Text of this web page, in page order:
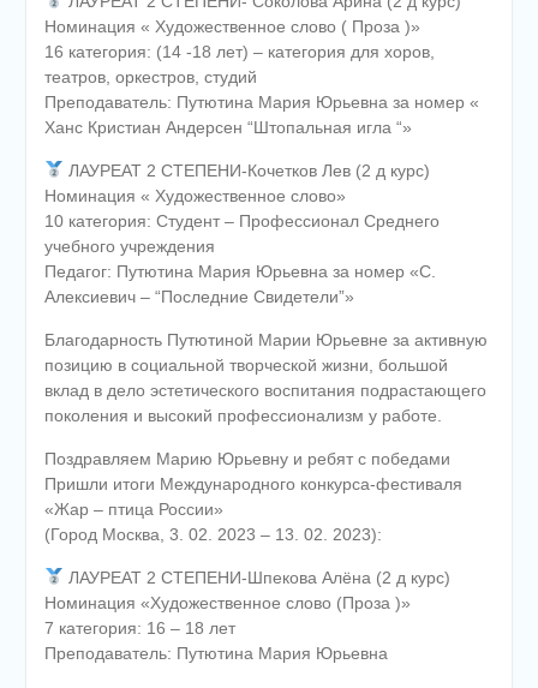
Номинация « Художественное слово ( Проза )»
16 категория: (14 -18 лет) – категория для хоров,
театров, оркестров, студий
Преподаватель: Путютина Мария Юрьевна за номер «
Ханс Кристиан Андерсен “Штопальная игла “»
ЛАУРЕАТ 2 СТЕПЕНИ-Кочетков Лев (2 д курс)
Номинация « Художественное слово»
10 категория: Студент – Профессионал Среднего
учебного учреждения
Педагог: Путютина Мария Юрьевна за номер «С.
Алексиевич – “Последние Свидетели”»
Благодарность Путютиной Марии Юрьевне за активную
позицию в социальной творческой жизни, большой
вклад в дело эстетического воспитания подрастающего
поколения и высокий профессионализм у работе.
Поздравляем Марию Юрьевну и ребят с победами
Пришли итоги Международного конкурса-фестиваля
«Жар – птица России»
(Город Москва, 3. 02. 2023 – 13. 02. 2023):
ЛАУРЕАТ 2 СТЕПЕНИ-Шпекова Алёна (2 д курс)
Номинация «Художественное слово (Проза )»
7 категория: 16 – 18 лет
Преподаватель: Путютина Мария Юрьевна